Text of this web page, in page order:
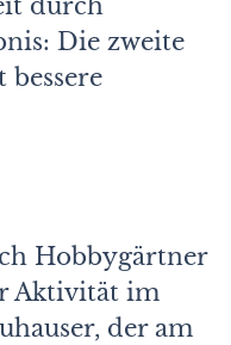
durch
Die zweite
Hobbygärtner
Aktivität im
der am